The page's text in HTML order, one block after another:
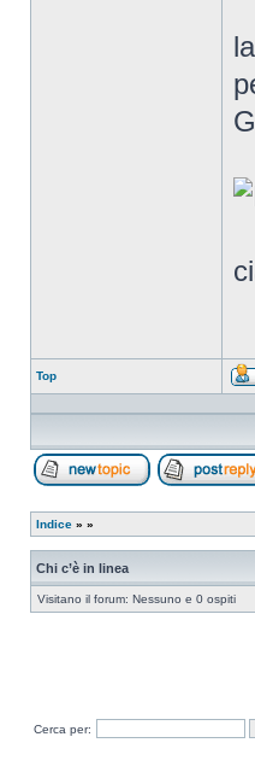
Top
Indice » »
Chi c’è in linea
Visitano il forum: Nessuno e 0 ospiti
Cerca per: